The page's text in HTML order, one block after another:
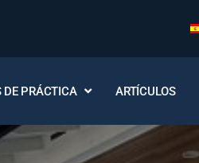
DE PRÁCTICA ARTÍCULOS